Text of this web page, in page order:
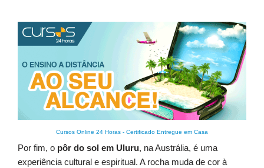
Cursos Online 24 Horas - Certificado Entregue em Casa
Por fim, o pôr do sol em Uluru, na Austrália, é uma
experiência cultural e espiritual. A rocha muda de cor à